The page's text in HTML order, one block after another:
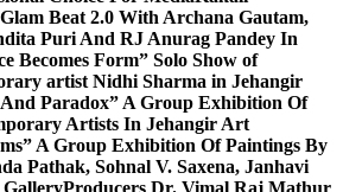
Beat 2.0 With Archana Gautam,
Puri And RJ Anurag Pandey In
Becomes Form” Solo Show of
artist Nidhi Sharma in Jehangir
And Paradox” A Group Exhibition Of
Artists In Jehangir Art
A Group Exhibition Of Paintings By
Pathak, Sohnal V. Saxena, Janhavi
Producers Dr. Vimal Raj Mathur